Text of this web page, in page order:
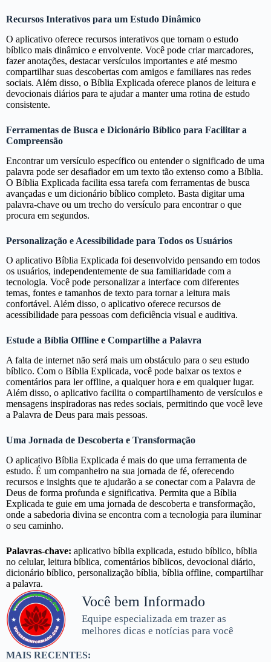
Recursos Interativos para um Estudo Dinâmico
O aplicativo oferece recursos interativos que tornam o estudo
bíblico mais dinâmico e envolvente. Você pode criar marcadores,
fazer anotações, destacar versículos importantes e até mesmo
compartilhar suas descobertas com amigos e familiares nas redes
sociais. Além disso, o Bíblia Explicada oferece planos de leitura e
devocionais diários para te ajudar a manter uma rotina de estudo
consistente.
Ferramentas de Busca e Dicionário Bíblico para Facilitar a
Compreensão
Encontrar um versículo específico ou entender o significado de uma
palavra pode ser desafiador em um texto tão extenso como a Bíblia.
O Bíblia Explicada facilita essa tarefa com ferramentas de busca
avançadas e um dicionário bíblico completo. Basta digitar uma
palavra-chave ou um trecho do versículo para encontrar o que
procura em segundos.
Personalização e Acessibilidade para Todos os Usuários
O aplicativo Bíblia Explicada foi desenvolvido pensando em todos
os usuários, independentemente de sua familiaridade com a
tecnologia. Você pode personalizar a interface com diferentes
temas, fontes e tamanhos de texto para tornar a leitura mais
confortável. Além disso, o aplicativo oferece recursos de
acessibilidade para pessoas com deficiência visual e auditiva.
Estude a Bíblia Offline e Compartilhe a Palavra
A falta de internet não será mais um obstáculo para o seu estudo
bíblico. Com o Bíblia Explicada, você pode baixar os textos e
comentários para ler offline, a qualquer hora e em qualquer lugar.
Além disso, o aplicativo facilita o compartilhamento de versículos e
mensagens inspiradoras nas redes sociais, permitindo que você leve
a Palavra de Deus para mais pessoas.
Uma Jornada de Descoberta e Transformação
O aplicativo Bíblia Explicada é mais do que uma ferramenta de
estudo. É um companheiro na sua jornada de fé, oferecendo
recursos e insights que te ajudarão a se conectar com a Palavra de
Deus de forma profunda e significativa. Permita que a Bíblia
Explicada te guie em uma jornada de descoberta e transformação,
onde a sabedoria divina se encontra com a tecnologia para iluminar
o seu caminho.
Palavras-chave: aplicativo bíblia explicada, estudo bíblico, bíblia
no celular, leitura bíblica, comentários bíblicos, devocional diário,
dicionário bíblico, personalização bíblia, bíblia offline, compartilhar
a palavra.
Você bem Informado
Equipe especializada em trazer as
melhores dicas e notícias para você
MAIS RECENTES: